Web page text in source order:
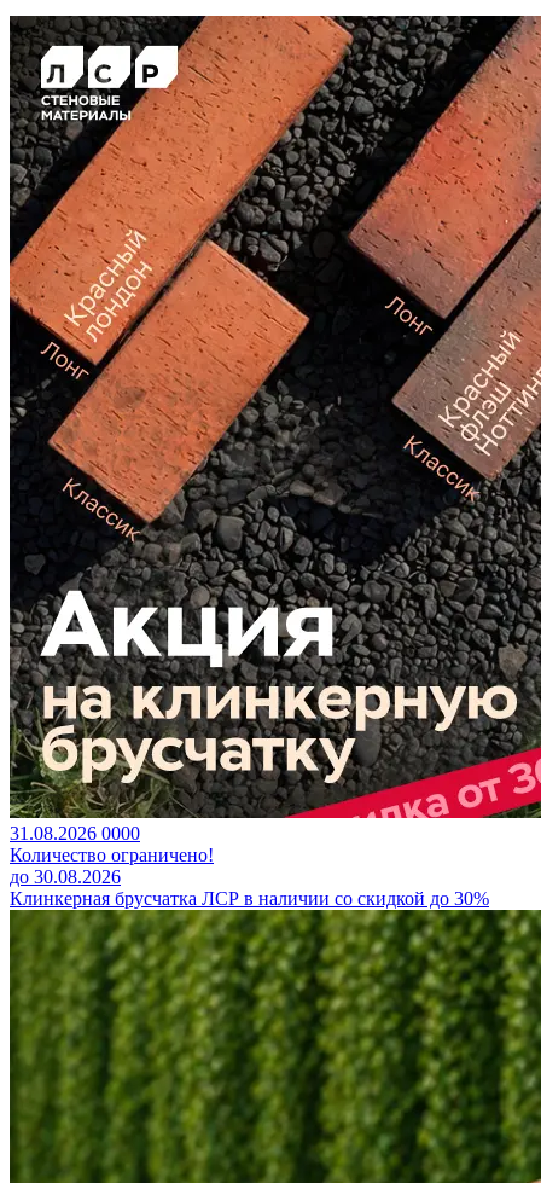
31.08.2026 0000
Количество ограничено!
до 30.08.2026
Клинкерная брусчатка ЛСР в наличии со скидкой до 30%